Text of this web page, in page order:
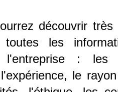
découvrir très
les
l'entreprise : les
le